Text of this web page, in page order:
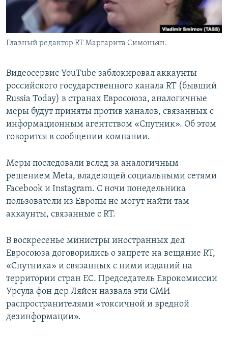
Главный редактор RT Маргарита Симоньян.
Видеосервис YouTube заблокировал аккаунты
российского государственного канала RT (бывший
Russia Today) в странах Евросоюза, аналогичные
меры будут приняты против каналов, связанных с
информационным агентством «Спутник». Об этом
говорится в сообщении компании.
Меры последовали вслед за аналогичным
решением Meta, владеющей социальными сетями
Facebook и Instagram. С ночи понедельника
пользователи из Европы не могут найти там
аккаунты, связанные с RT.
В воскресенье министры иностранных дел
Евросоюза договорились о запрете на вещание RT,
«Спутника» и связанных с ними изданий на
территории стран ЕС. Председатель Еврокомиссии
Урсула фон дер Ляйен назвала эти СМИ
распространителями «токсичной и вредной
дезинформации».